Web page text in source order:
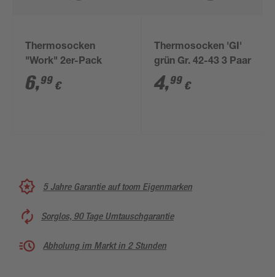
Thermosocken
"Work" 2er-Pack
6,99 €
Thermosocken 'GI'
grün Gr. 42-43 3 Paar
4,99 €
5 Jahre Garantie auf toom Eigenmarken
Sorglos, 90 Tage Umtauschgarantie
Abholung im Markt in 2 Stunden